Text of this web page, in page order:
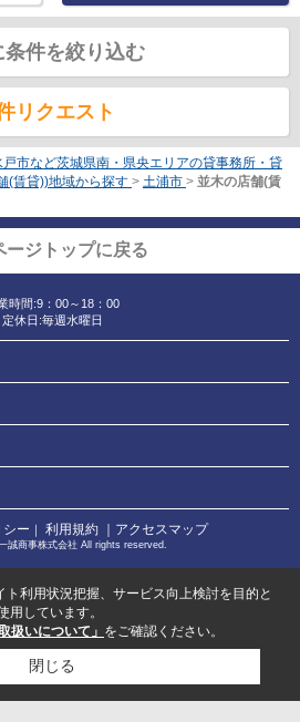
条件を絞り込む
リクエスト
市など茨城県南・県央エリアの貸事務所・貸
(賃貸))地域から探す > 土浦市 > 並木の店舗(賃
ージトップに戻る
時間:9：00～18：00
定休日:毎週水曜日
シー ｜ 利用規約 ｜アクセスマップ
誠商事株式会社 All rights reserved.
利用状況把握、サービス向上検討を目的と
用しています。
扱いについて」 をご確認ください。
閉じる